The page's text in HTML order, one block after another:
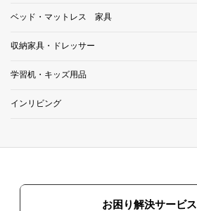
ベッド・マットレス 家具
収納家具・ドレッサー
学習机・キッズ用品
インリビング
お困り解決サービス